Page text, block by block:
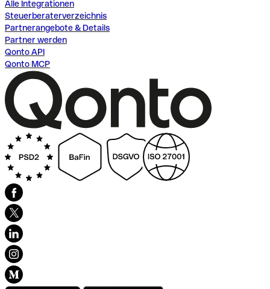
Alle Integrationen
Steuerberaterverzeichnis
Partnerangebote & Details
Partner werden
Qonto API
Qonto MCP